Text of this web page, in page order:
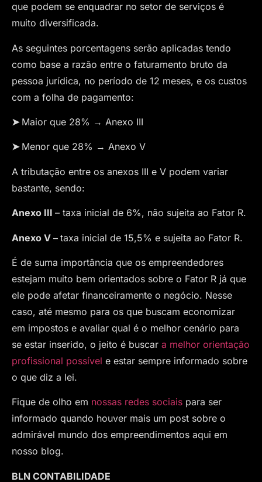
que podem se enquadrar no setor de serviços é
muito diversificada.
As seguintes porcentagens serão aplicadas tendo
como base a razão entre o faturamento bruto da
pessoa jurídica, no período de 12 meses, e os custos
com a folha de pagamento:
➤ Maior que 28% → Anexo III
➤ Menor que 28% → Anexo V
A tributação entre os anexos III e V podem variar
bastante, sendo:
Anexo III – taxa inicial de 6%, não sujeita ao Fator R.
Anexo V – taxa inicial de 15,5% e sujeita ao Fator R.
É de suma importância que os empreendedores
estejam muito bem orientados sobre o Fator R já que
ele pode afetar financeiramente o negócio. Nesse
caso, até mesmo para os que buscam economizar
em impostos e avaliar qual é o melhor cenário para
se estar inserido, o jeito é buscar a melhor orientação
profissional possível e estar sempre informado sobre
o que diz a lei.
Fique de olho em nossas redes sociais para ser
informado quando houver mais um post sobre o
admirável mundo dos empreendimentos aqui em
nosso blog.
BLN CONTABILIDADE